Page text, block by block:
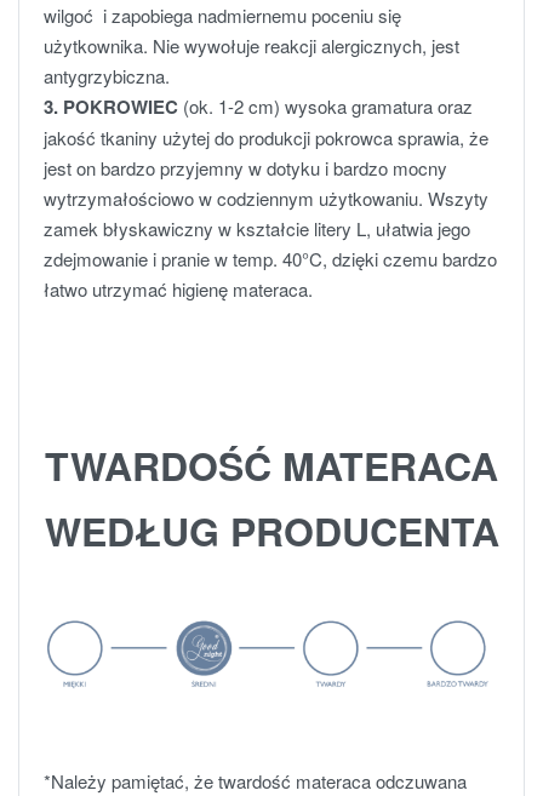
wilgoć i zapobiega nadmiernemu poceniu się
użytkownika. Nie wywołuje reakcji alergicznych, jest
antygrzybiczna.
3. POKROWIEC (ok. 1-2 cm) wysoka gramatura oraz
jakość tkaniny użytej do produkcji pokrowca sprawia, że
jest on bardzo przyjemny w dotyku i bardzo mocny
wytrzymałościowo w codziennym użytkowaniu. Wszyty
zamek błyskawiczny w kształcie litery L, ułatwia jego
zdejmowanie i pranie w temp. 40°C, dzięki czemu bardzo
łatwo utrzymać higienę materaca.
TWARDOŚĆ MATERACA
WEDŁUG PRODUCENTA
*Należy pamiętać, że twardość materaca odczuwana